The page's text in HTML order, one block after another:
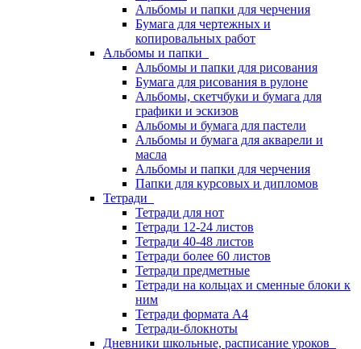
Альбомы и папки для черчения
Бумага для чертежных и
копировальных работ
Альбомы и папки
Альбомы и папки для рисования
Бумага для рисования в рулоне
Альбомы, скетчбуки и бумага для
графики и эскизов
Альбомы и бумага для пастели
Альбомы и бумага для акварели и
масла
Альбомы и папки для черчения
Папки для курсовых и дипломов
Тетради
Тетради для нот
Тетради 12-24 листов
Тетради 40-48 листов
Тетради более 60 листов
Тетради предметные
Тетради на кольцах и сменные блоки к
ним
Тетради формата А4
Тетради-блокноты
Дневники школьные, расписание уроков